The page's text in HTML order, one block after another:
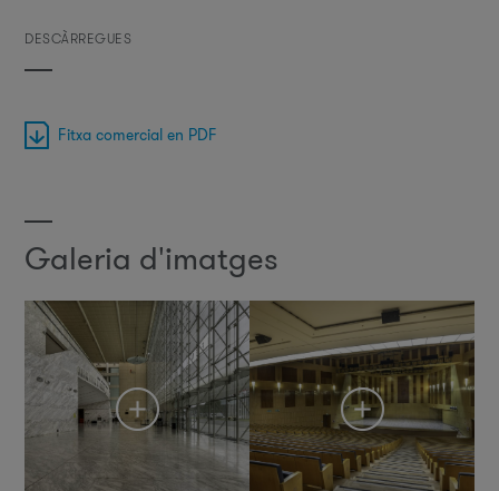
DESCÀRREGUES
Fitxa comercial en PDF
Galeria d'imatges